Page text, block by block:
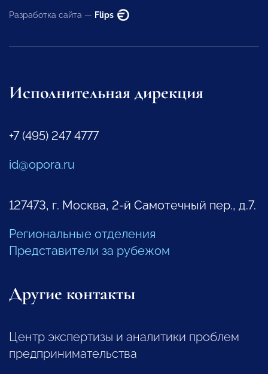
Разработка сайта — Flips
Исполнительная дирекция
+7 (495) 247 4777
id@opora.ru
127473, г. Москва, 2-й Самотечный пер., д.7.
Региональные отделения
Представители за рубежом
Другие контакты
Центр экспертизы и аналитики проблем
предпринимательства